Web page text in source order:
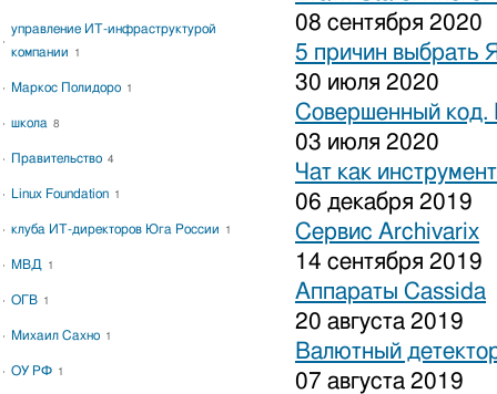
08 сентября 2020
5 причин выбрать
30 июля 2020
Совершенный код.
03 июля 2020
Чат как
06 декабря 2019
Сервис Archivarix
14 сентября 2019
Аппараты Cassida
20 августа 2019
Валютный
07 августа 2019
управление ИТ-инфраструктурой
компании
1
Маркос Полидоро 1
школа 8
Правительство 4
Linux Foundation 1
клуба ИТ-директоров Юга России 1
МВД 1
ОГВ 1
Михаил Сахно 1
ОУ РФ 1